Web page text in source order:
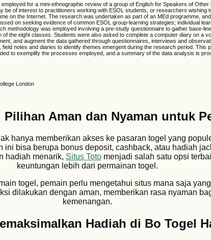
for a mini-ethnographic review of a group of English for Speakers of
be of interest to practitioners working with ESOL students, or researchers wishing
on the Internet. The research was undertaken as part of an MEd programme,
on seeking evidence of common ESOL group-learning strategies; individual
methodology was employed involving a pre-study questionnaire to gather base-
of the eight classes. Students were also asked to complete a computer diary on a
and augment the data gathered through questionnaires, interviews and
notes and diaries to identify themes emergent during the research period. This
to exemplify the processes employed, and a summary of the data analysis is
London
Pilihan Aman dan Nyaman untuk
hanya memberikan akses ke pasaran togel yang
bisa berupa bonus deposit, cashback, atau hadiah
hadiah menarik, Situs Totomenjadi salah satu opsi
keuntungan lebih dari permainan togel.
togel, pemain perlu mengetahui situs mana saja
dilakukan dengan aman, memberikan rasa nyaman
kemenangan.
Hadiah di Bo Togel